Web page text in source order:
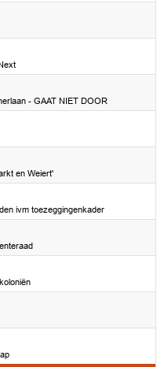
- GAAT NIET DOOR
en Weiert'
ivm toezeggingenkader